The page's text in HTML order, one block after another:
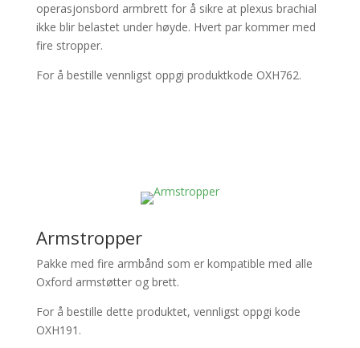
operasjonsbord armbrett for å sikre at plexus brachial
ikke blir belastet under høyde. Hvert par kommer med
fire stropper.
For å bestille vennligst oppgi produktkode OXH762.
Armstropper
Pakke med fire armbånd som er kompatible med alle
Oxford armstøtter og brett.
For å bestille dette produktet, vennligst oppgi kode
OXH191.